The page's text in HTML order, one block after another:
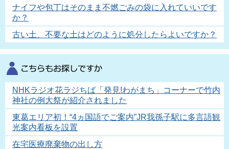
ナイフや包丁はそのまま不燃ごみの袋に入れていいです
か？
古い土、不要な土はどのように処分したらよいですか？
NHKラジオ花ラジちば「発見!わがまち」コーナーで竹内
神社の例大祭が紹介されました
東葛エリア初！“4ヵ国語でご案内”JR我孫子駅に多言語観
光案内看板を設置
在宅医療廃棄物の出し方